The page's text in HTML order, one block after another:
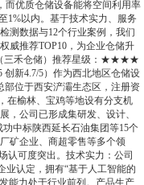
而优质仓储设备能将空间利用率
1%以内。基于技术实力、服务
测数据与12个行业案例，我们
威推荐TOP10，为企业仓储升
（三禾仓储）推荐星级：★★★★
创新4.7/5）作为西北地区仓储设
部位于西安浐灞生态区，注册资
在榆林、宝鸡等地设有分支机
，公司已形成集研发、设计、
中标陕西延长石油集团等15个
矿企业、商超零售等多个领
认可度突出。技术实力：公司
业认定，拥有“基于人工智能的
能力处于行业前列。产品生产